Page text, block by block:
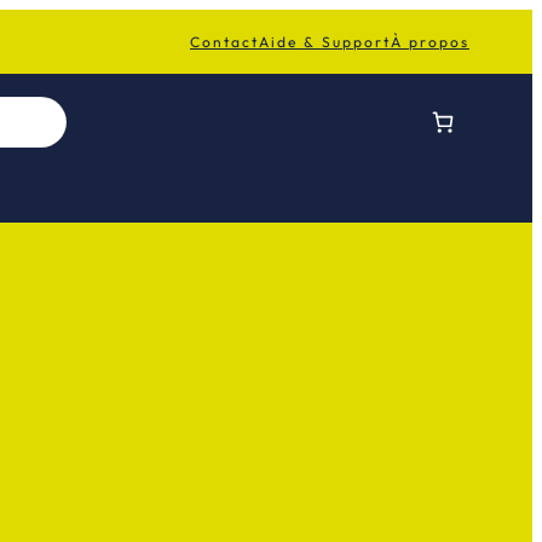
ContactAide & SupportÀ propos